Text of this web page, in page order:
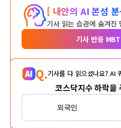
[ 내안의 AI 본성
기사 읽는 습관에 숨겨진
기사 반응
Q.기사를 다 읽으셨나요? AI
코스닥지수 하락을
외국인